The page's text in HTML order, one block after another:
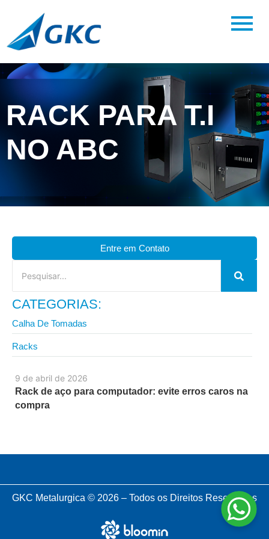
RACK PARA T.I
NO ABC
9 de abril de 2026
Rack de aço para computador: evite erros caros na
compra
Entre em Contato
CATEGORIAS:
Calha De Tomadas
Racks
GKC Metalurgica © 2026 – Todos os Direitos Reservados